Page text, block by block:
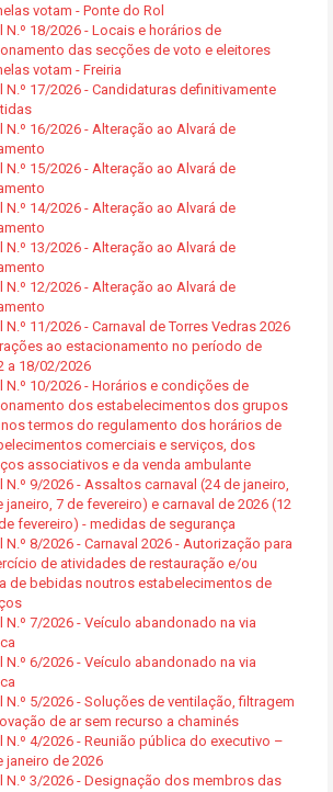
votam - Ponte do Rol
N.º 18/2026 - Locais e horários de
das secções de voto e eleitores
votam - Freiria
N.º 17/2026 - Candidaturas definitivamente
N.º 16/2026 - Alteração ao Alvará de
N.º 15/2026 - Alteração ao Alvará de
N.º 14/2026 - Alteração ao Alvará de
N.º 13/2026 - Alteração ao Alvará de
N.º 12/2026 - Alteração ao Alvará de
N.º 11/2026 - Carnaval de Torres Vedras 2026
ao estacionamento no período de
a 18/02/2026
N.º 10/2026 - Horários e condições de
dos estabelecimentos dos grupos
nos termos do regulamento dos horários de
comerciais e serviços, dos
associativos e da venda ambulante
N.º 9/2026 - Assaltos carnaval (24 de janeiro,
janeiro, 7 de fevereiro) e carnaval de 2026 (12
fevereiro) - medidas de segurança
N.º 8/2026 - Carnaval 2026 - Autorização para
de atividades de restauração e/ou
de bebidas noutros estabelecimentos de
N.º 7/2026 - Veículo abandonado na via
N.º 6/2026 - Veículo abandonado na via
N.º 5/2026 - Soluções de ventilação, filtragem
de ar sem recurso a chaminés
N.º 4/2026 - Reunião pública do executivo –
janeiro de 2026
N.º 3/2026 - Designação dos membros das